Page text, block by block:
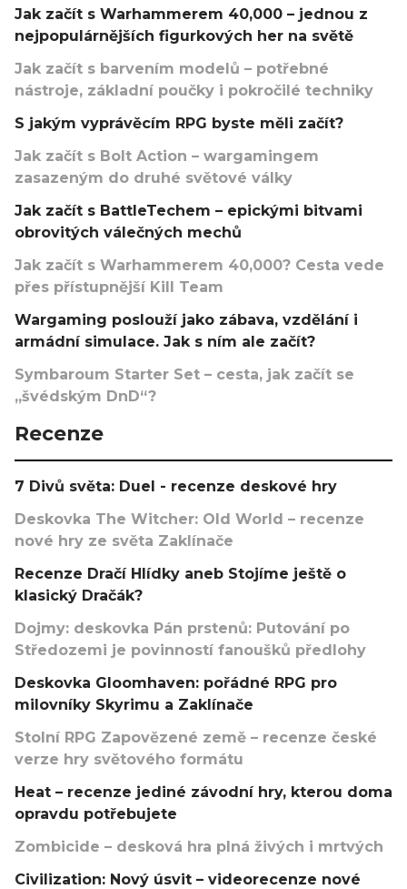
Jak začít s Warhammerem 40,000 – jednou z
nejpopulárnějších figurkových her na světě
Jak začít s barvením modelů – potřebné
nástroje, základní poučky i pokročilé techniky
S jakým vyprávěcím RPG byste měli začít?
Jak začít s Bolt Action – wargamingem
zasazeným do druhé světové války
Jak začít s BattleTechem – epickými bitvami
obrovitých válečných mechů
Jak začít s Warhammerem 40,000? Cesta vede
přes přístupnější Kill Team
Wargaming poslouží jako zábava, vzdělání i
armádní simulace. Jak s ním ale začít?
Symbaroum Starter Set – cesta, jak začít se
„švédským DnD“?
Recenze
7 Divů světa: Duel - recenze deskové hry
Deskovka The Witcher: Old World – recenze
nové hry ze světa Zaklínače
Recenze Dračí Hlídky aneb Stojíme ještě o
klasický Dračák?
Dojmy: deskovka Pán prstenů: Putování po
Středozemi je povinností fanoušků předlohy
Deskovka Gloomhaven: pořádné RPG pro
milovníky Skyrimu a Zaklínače
Stolní RPG Zapovězené země – recenze české
verze hry světového formátu
Heat – recenze jediné závodní hry, kterou doma
opravdu potřebujete
Zombicide – desková hra plná živých i mrtvých
Civilization: Nový úsvit – videorecenze nové